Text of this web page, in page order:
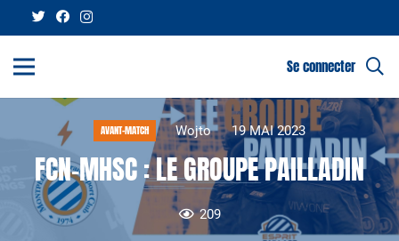
Se connecter
AVANT-MATCH Wojto 19 MAI 2023
FCN-MHSC : LE GROUPE PAILLADIN
209